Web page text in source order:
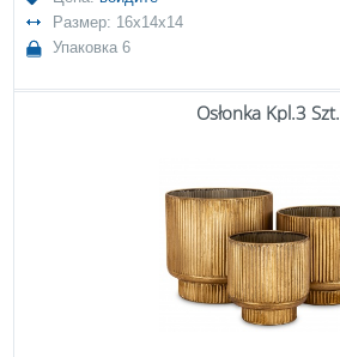
Размер: 16x14x14
Упаковка 6
Osłonka Kpl.3 Szt.